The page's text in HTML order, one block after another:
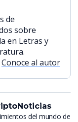
de
sobre
en Letras y
Conoce al autor
del mundo de